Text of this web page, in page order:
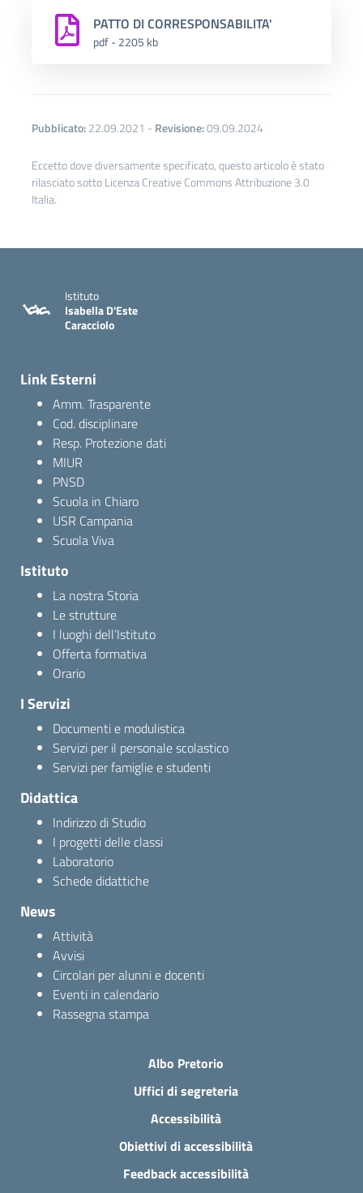
PATTO DI CORRESPONSABILITA'
pdf - 2205 kb
Pubblicato:22.09.2021 - Revisione:09.09.2024
Eccetto dove diversamente specificato, questo articolo è stato
rilasciato sotto Licenza Creative Commons Attribuzione 3.0
Italia.
Istituto
Isabella D'Este
Caracciolo
Link Esterni
Amm. Trasparente
Cod. disciplinare
Resp. Protezione dati
MIUR
PNSD
Scuola in Chiaro
USR Campania
Scuola Viva
Istituto
La nostra Storia
Le strutture
I luoghi dell’Istituto
Offerta formativa
Orario
I Servizi
Documenti e modulistica
Servizi per il personale scolastico
Servizi per famiglie e studenti
Didattica
Indirizzo di Studio
I progetti delle classi
Laboratorio
Schede didattiche
News
Attività
Avvisi
Circolari per alunni e docenti
Eventi in calendario
Rassegna stampa
Albo Pretorio
Uffici di segreteria
Accessibilità
Obiettivi di accessibilità
Feedback accessibilità